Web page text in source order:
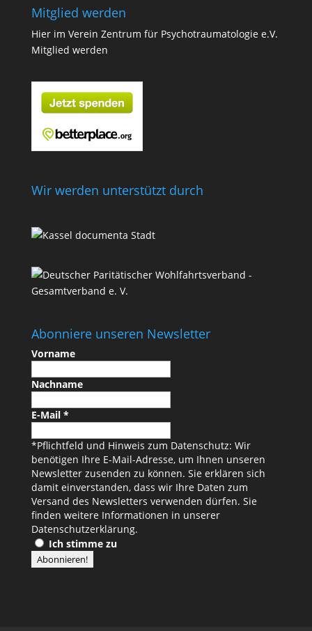
Mitglied werden
Hier im Verein Zentrum für Psychotraumatologie e.V.
Mitglied werden
Wir werden unterstützt durch
Abonniere unseren Newsletter
Vorname
Nachname
E-Mail *
*Pflichtfeld und Hinweis zum Datenschutz: Wir
benötigen Ihre E-Mail-Adresse, um Ihnen unseren
Newsletter zusenden zu können. Sie erklären sich
damit einverstanden, dass wir Ihre Daten zum
Versand des Newsletters verwenden dürfen. Sie
finden weitere Informationen in unserer
Datenschutzerklärung.
Ich stimme zu